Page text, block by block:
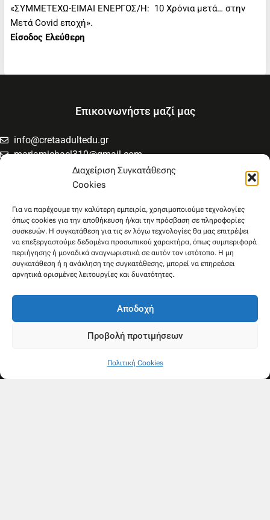
Διαχείριση Συγκατάθεσης
Cookies
Για να παρέχουμε την καλύτερη εμπειρία, χρησιμοποιούμε τεχνολογίες
όπως cookies για την αποθήκευση ή/και την πρόσβαση σε πληροφορίες
συσκευών. Η συγκατάθεση για τις εν λόγω τεχνολογίες θα μας επιτρέψει
να επεξεργαστούμε δεδομένα προσωπικού χαρακτήρα, όπως συμπεριφορά
περιήγησης ή μοναδικά αναγνωριστικά σε αυτόν τον ιστότοπο. Η μη
συγκατάθεση ή η ανάκληση της συγκατάθεσης, μπορεί να επηρεάσει
αρνητικά ορισμένες λειτουργίες και δυνατότητες.
Αποδοχή
Προβολή προτιμήσεων
Πολιτική Cookies
«ΣΥΜΜΕΤΕΧΩ-ΕΙΜΑΙ ΕΝΕΡΓΟΣ/H: 10 Χρόνια μετά… στην
Μετά Covid εποχή».
Είσοδος Ελεύθερη
Επικοινωνήστε μαζί μας
info@cretaadultedu.gr
mariamichael310@gmail.com